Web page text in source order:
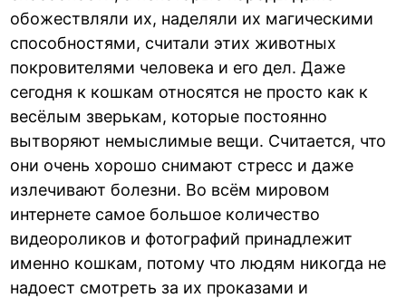
обожествляли их, наделяли их магическими
способностями, считали этих животных
покровителями человека и его дел. Даже
сегодня к кошкам относятся не просто как к
весёлым зверькам, которые постоянно
вытворяют немыслимые вещи. Считается, что
они очень хорошо снимают стресс и даже
излечивают болезни. Во всём мировом
интернете самое большое количество
видеороликов и фотографий принадлежит
именно кошкам, потому что людям никогда не
надоест смотреть за их проказами и